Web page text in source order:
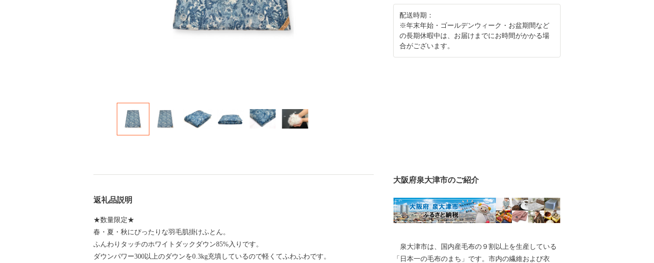
配送時期：
※年末年始・ゴールデンウィーク・お盆期間など
の長期休暇中は、お届けまでにお時間がかかる場
合がございます。
返礼品説明
★数量限定★
春・夏・秋にぴったりな羽毛肌掛けふとん。
ふんわりタッチのホワイトダックダウン85%入りです。
ダウンパワー300以上のダウンを0.3kg充填しているので軽くてふわふわです。
大阪府泉大津市のご紹介
泉大津市は、国内産毛布の９割以上を生産している
「日本一の毛布のまち」です。市内の繊維および衣